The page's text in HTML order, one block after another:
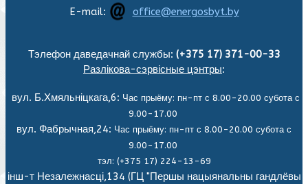
E-mail:
office@energosbyt.by
Тэлефон даведачнай службы: (+375 17) 371-00-33
Разлікова-сэрвісные цэнтры:
вул. Б.Хмяльніцкага,6: Час прыёму: пн-пт с 8.00-20.00 субота с
9.00-17.00
вул. Фабрычная,24: Час прыёму: пн-пт с 8.00-20.00 субота с
9.00-17.00
тэл: (+375 17) 224-13-69
інш-т Незалежнасці,134 (ГЦ "Першы нацыянальны гандлёвы